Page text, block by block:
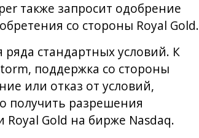
также запросит одобрение
со стороны Royal Gold.
стандартных условий. К
поддержка со стороны
или отказ от условий,
получить разрешения
Gold на бирже Nasdaq.